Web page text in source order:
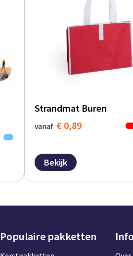
Strandmat Buren
vanaf € 0,89
Bekijk
Populaire pakketten